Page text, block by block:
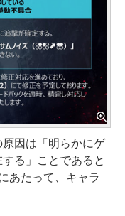
因は「明らかにゲ
る」ことであると
あたって、キャラ